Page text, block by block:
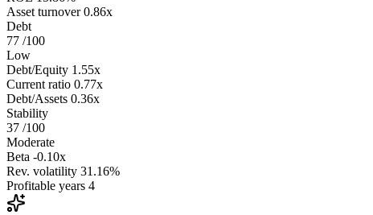
Asset turnover 0.86x
Debt
77 /100
Low
Debt/Equity 1.55x
Current ratio 0.77x
Debt/Assets 0.36x
Stability
37 /100
Moderate
Beta -0.10x
Rev. volatility 31.16%
Profitable years 4